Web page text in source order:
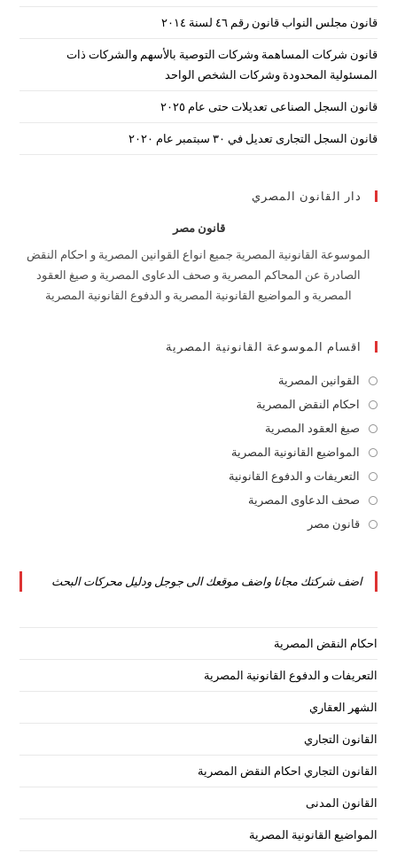
قانون مجلس النواب قانون رقم ٤٦ لسنة ٢٠١٤
قانون شركات المساهمة وشركات التوصية بالأسهم والشركات ذات
المسئولية المحدودة وشركات الشخص الواحد
قانون السجل الصناعى تعديلات حتى عام ٢٠٢٥
قانون السجل التجارى تعديل في ٣٠ سبتمبر عام ٢٠٢٠
دار القانون المصري
قانون مصر
الموسوعة القانونية المصرية جميع انواع القوانين المصرية و احكام النقض
الصادرة عن المحاكم المصرية و صحف الدعاوى المصرية و صيغ العقود
المصرية و المواضيع القانونية المصرية و الدفوع القانونية المصرية
اقسام الموسوعة القانونية المصرية
القوانين المصرية
in
a
new
tab
احكام النقض المصرية
a
new
صيغ العقود المصرية
in
a
new
المواضيع القانونية المصرية
inالتعريفات و الدفوع القانونية
صحف الدعاوى المصرية
tab
قانون مصر
new
اضف شركتك مجانا واضف موقعك الى جوجل ودليل محركات البحث
احكام النقض المصرية
التعريفات و الدفوع القانونية المصرية
الشهر العقاري
القانون التجاري
القانون التجاري احكام النقض المصرية
القانون المدنى
المواضيع القانونية المصرية